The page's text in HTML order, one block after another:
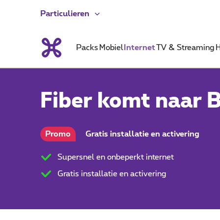
Particulieren
Packs Mobiel InternetTV & Streaming
Fiber komt naar
Promo Gratis installatie en activering
Supersnel en onbeperkt internet
Gratis installatie en activering